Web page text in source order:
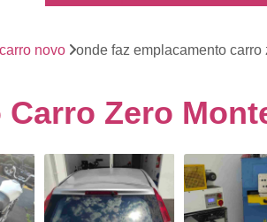
Emplacamento
Emplacamento de
Emplacamento do Carro
Emplacamento
novo onde faz emplacamento carro
Zero